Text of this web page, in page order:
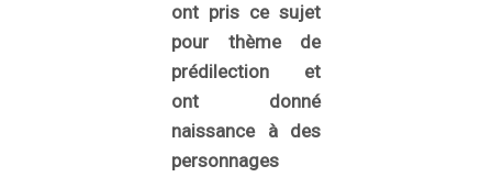
ont pris ce sujet
pour thème de
prédilection et
ont donné
naissance à des
personnages